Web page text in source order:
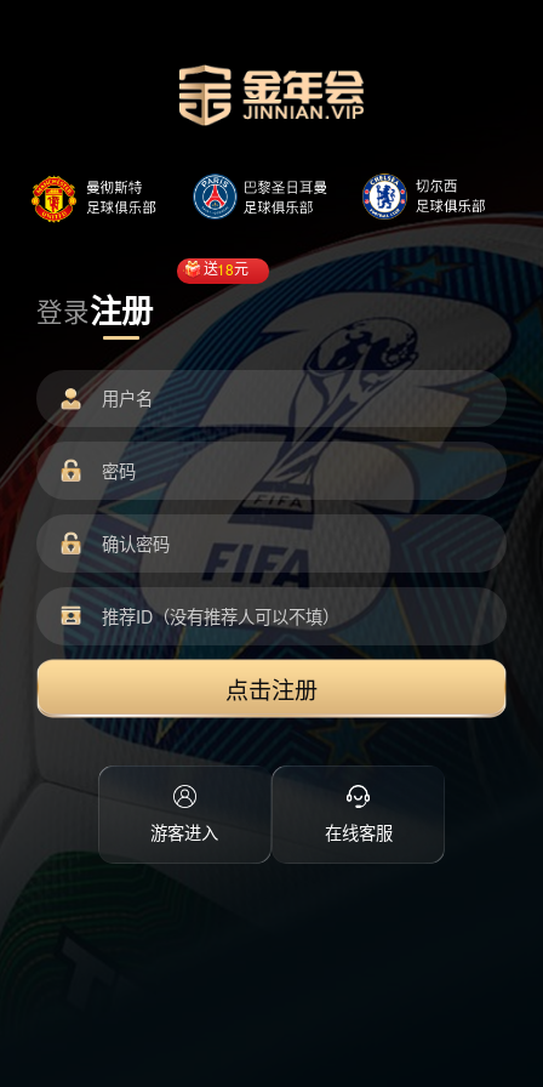
登录注册
送18元
点击注册
游客进入 在线客服